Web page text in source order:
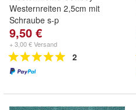
Westernreiten 2,5cm mit
Schraube s-p
9,50 €
+ 3,00 € Versand
2